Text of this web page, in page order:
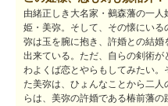
由緒正しき大名家・鵺森藩の一
姫・美弥。そして、その懐にい
弥は玉を腕に抱き、許婚との結
出来ている。ただ、自らの剣術
わよくば恋とやらもしてみたい
た美弥は、ひょんなことから二
らは、美弥の許婚である椿前藩